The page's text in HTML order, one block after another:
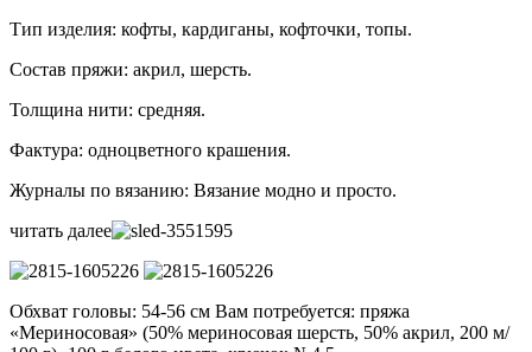
Тип изделия: кофты, кардиганы, кофточки, топы.
Состав пряжи: акрил, шерсть.
Толщина нити: средняя.
Фактура: одноцветного крашения.
Журналы по вязанию: Вязание модно и просто.
читать далее
Обхват головы: 54-56 см Вам потребуется: пряжа
«Мериносовая» (50% мериносовая шерсть, 50% акрил, 200 м/